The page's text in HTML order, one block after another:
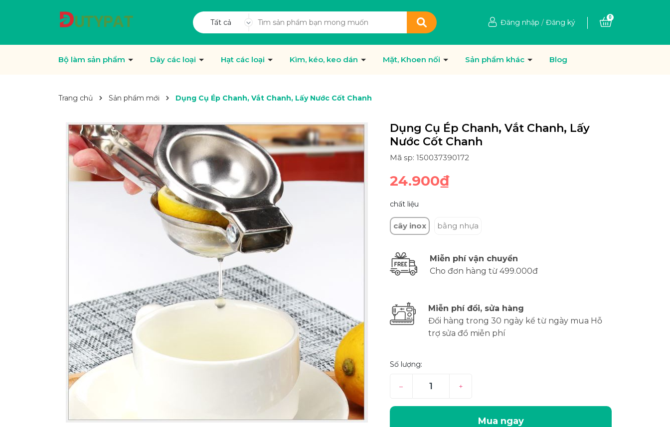
Tất cả Đăng nhập / Đăng ký
0
Bộ làm sản phẩm Dây các loại Hạt các loại Kìm, kéo, keo dán Mặt, Khoen nối Sản phẩm khác Blog
Trang chủ Sản phẩm mới Dụng Cụ Ép Chanh, Vắt Chanh, Lấy Nước Cốt Chanh
Dụng Cụ Ép Chanh, Vắt Chanh, Lấy
Nước Cốt Chanh
Mã sp: 150037390172
24.900₫
chất liệu
cây inox bằng nhựa
Miễn phí vận chuyển
Cho đơn hàng từ 499.000đ
Miễn phí đổi, sửa hàng
Đổi hàng trong 30 ngày kể từ ngày mua Hỗ
trợ sửa đồ miễn phí
Số lượng:
– +
Mua ngay